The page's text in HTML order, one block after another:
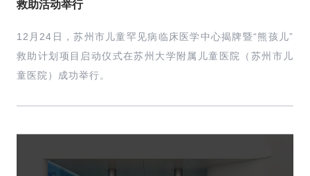
救助活动举行
12月24日，苏州市儿童罕见病临床医学中心揭牌暨“熊孩儿”
救助计划项目启动仪式在苏州大学附属儿童医院（苏州市儿
童医院）成功举行。